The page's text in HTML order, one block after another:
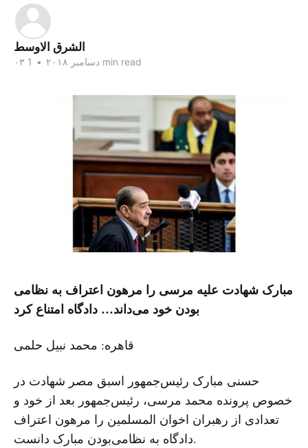
الشرق الاوسط
۰۳ دسامبر ۲۰۱۸ • 1 min read
مبارک شهادت علیه مرسی را مرهون اعتراف به نظامی
بودن خود می‌داند… دادگاه امتناع کرد
قاهره: محمد نبیل حلمی
حسنی مبارک رئیس‌جمهور اسبق مصر شهادت در
خصوص پرونده محمد مرسی، رئیس‌جمهور بعد از خود و
تعدادی از رهبران اخوان المسلمین را مرهون اعتراف
دادگاه به نظامی‌بودن مبارک دانست.